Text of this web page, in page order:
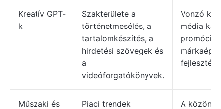
Kreatív GPT-
k
Szakterülete a
történetmesélés, a
tartalomkészítés, a
hirdetési szövegek és
a
videóforgatókönyvek.
Vonzó
média
Műszaki és
Piaci trendek
A